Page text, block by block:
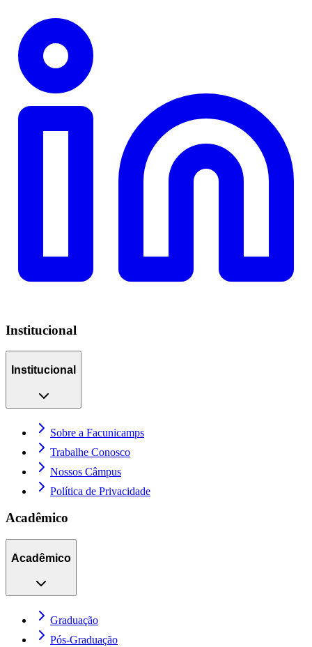
Institucional
Institucional
Sobre a Facunicamps
Trabalhe Conosco
Nossos Câmpus
Política de Privacidade
Acadêmico
Acadêmico
Graduação
Pós-Graduação